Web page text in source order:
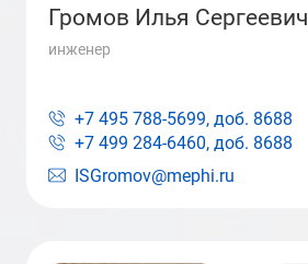
Громов Илья Сергеевич
инженер
ISGromov@mephi.ru
+7 495 788-5699, доб. 8688
+7 499 284-6460, доб. 8688